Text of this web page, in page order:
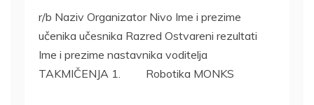
r/b Naziv Organizator Nivo Ime i prezime
učenika učesnika Razred Ostvareni rezultati
Ime i prezime nastavnika voditelja
TAKMIČENJA 1. Robotika MONKS